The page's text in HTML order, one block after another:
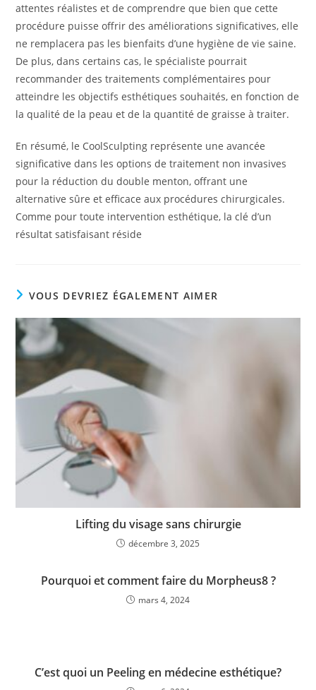
attentes réalistes et de comprendre que bien que cette
procédure puisse offrir des améliorations significatives, elle
ne remplacera pas les bienfaits d’une hygiène de vie saine.
De plus, dans certains cas, le spécialiste pourrait
recommander des traitements complémentaires pour
atteindre les objectifs esthétiques souhaités, en fonction de
la qualité de la peau et de la quantité de graisse à traiter.
En résumé, le CoolSculpting représente une avancée
significative dans les options de traitement non invasives
pour la réduction du double menton, offrant une
alternative sûre et efficace aux procédures chirurgicales.
Comme pour toute intervention esthétique, la clé d’un
résultat satisfaisant réside
VOUS DEVRIEZ ÉGALEMENT AIMER
Lifting du visage sans chirurgie
décembre 3, 2025
Pourquoi et comment faire du Morpheus8 ?
mars 4, 2024
C’est quoi un Peeling en médecine esthétique?